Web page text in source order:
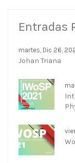
Entradas
martes, Dic 26,
Johan Triana